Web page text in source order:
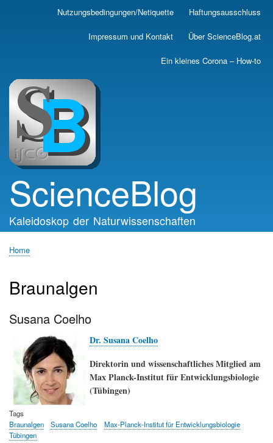
Skip
main
Nutzungsbedingungen/Netiquette Haftungsausschluss
Impressum und Kontakt Über ScienceBlog.at
Ein kleines Corona – How-to
ScienceBlog
Kaleidoskop der Naturwissenschaften
Home
Braunalgen
Susana Coelho
Dr. Susana Coelho
Direktorin und wissenschaftliches Mitglied am
Max Planck-Institut für Entwicklungsbiologie
(Tübingen)
Tags
Braunalgen
Susana Coelho
Max-Planck-Institut für Entwicklungsbiologie
Tübingen